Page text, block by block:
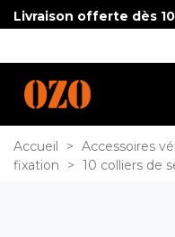
Livraison offerte dès
Accueil > Accessoires
fixation
> 10 colliers de